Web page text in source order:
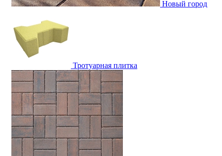
Новый город
Тротуарная плитка